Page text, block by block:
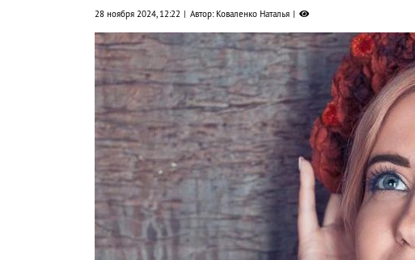
28 ноября 2024, 12:22 Автор: Коваленко Наталья